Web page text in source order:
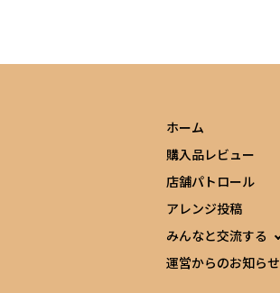
ホーム
購入品レビュー
店舗パトロール
アレンジ投稿
みんなと交流する
運営からのお知らせ